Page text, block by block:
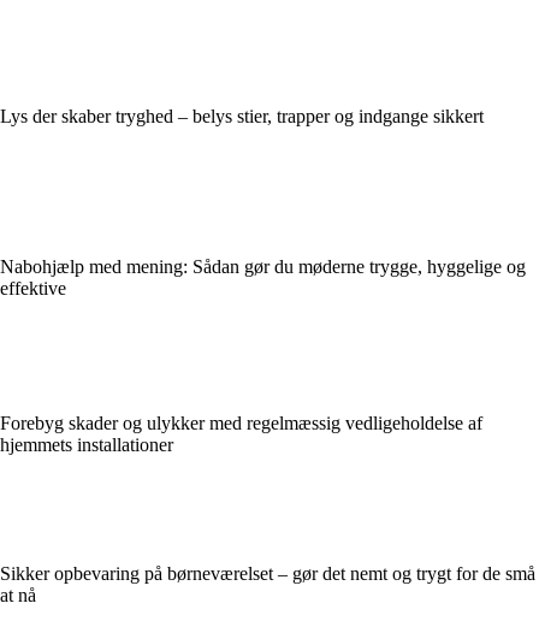
Lys der skaber tryghed – belys stier, trapper og indgange sikkert
Nabohjælp med mening: Sådan gør du møderne trygge, hyggelige og
effektive
Forebyg skader og ulykker med regelmæssig vedligeholdelse af
hjemmets installationer
Sikker opbevaring på børneværelset – gør det nemt og trygt for de små
at nå